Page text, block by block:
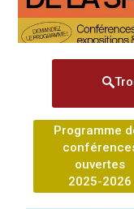
Programme
ouvertes
2025-2026